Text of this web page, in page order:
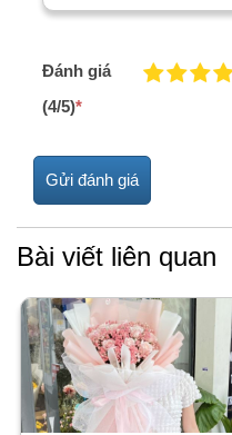
Đánh giá
(4/5)*
Bài viết liên quan